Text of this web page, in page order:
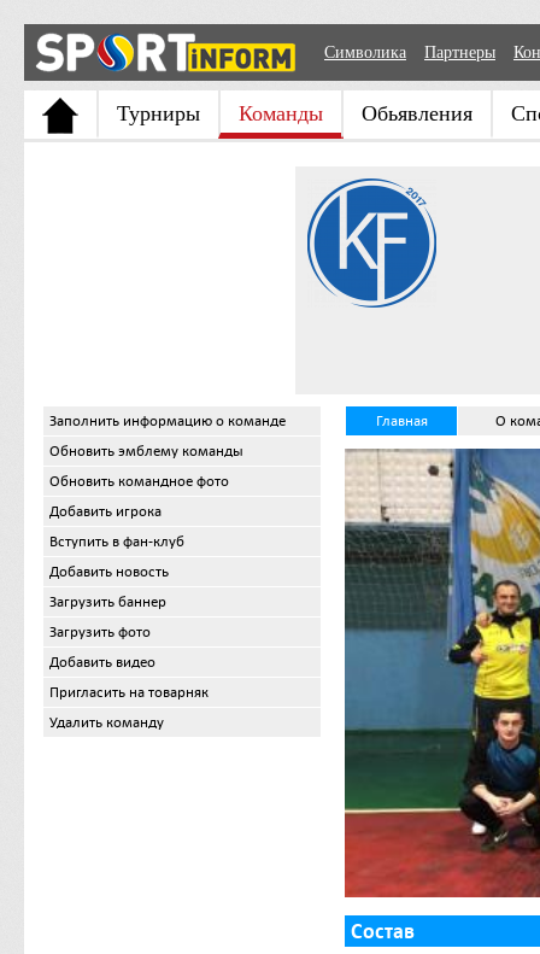
Символика Партнеры
Турниры Команды Обьявления
Заполнить информацию о команде
Обновить эмблему команды
Обновить командное фото
Добавить игрока
Вступить в фан-клуб
Добавить новость
Загрузить баннер
Загрузить фото
Добавить видео
Пригласить на товарняк
Удалить команду
Главная О
Состав